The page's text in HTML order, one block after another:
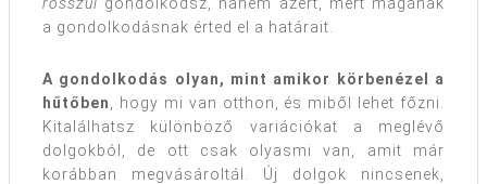
a gondolkodásnak érted el a határait.
A gondolkodás olyan, mint amikor körbenézel a
hűtőben
, hogy mi van otthon, és miből lehet főzni.
Kitalálhatsz különböző variációkat a meglévő
dolgokból, de ott csak olyasmi van, amit már
korábban megvásároltál. Új dolgok nincsenek,